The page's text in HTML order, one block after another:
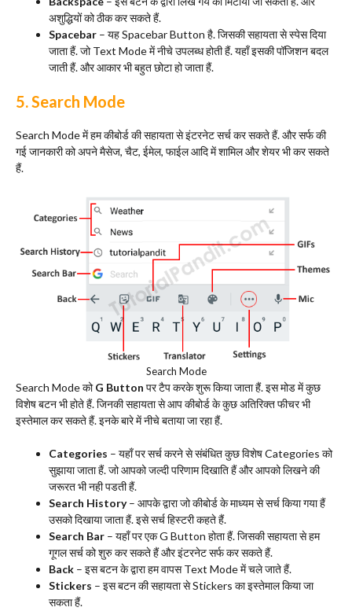
अशुद्धियों को ठीक कर सकते हैं.
Spacebar – यह Spacebar Button है. जिसकी सहायता से स्पेस दिया
जाता हैं. जो Text Mode में नीचे उपलब्ध होती हैं. यहाँ इसकी पॉजिशन बदल
जाती हैं. और आकार भी बहुत छोटा हो जाता हैं.
5. Search Mode
Search Mode में हम कीबोर्ड की सहायता से इंटरनेट सर्च कर सकते हैं. और सर्फ की
गई जानकारी को अपने मैसेज, चैट, ईमेल, फाईल आदि में शामिल और शेयर भी कर सकते
हैं.
Search Mode
Search Mode कोG Button पर टैप करके शुरू किया जाता हैं. इस मोड में कुछ
विशेष बटन भी होते हैं. जिनकी सहायता से आप कीबोर्ड के कुछ अतिरिक्त फीचर भी
इस्तेमाल कर सकते हैं. इनके बारे में नीचे बताया जा रहा हैं.
Categories – यहाँ पर सर्च करने से संबंधित कुछ विशेष Categories को
सुझाया जाता हैं. जो आपको जल्दी परिणाम दिखाति हैं और आपको लिखने की
जरूरत भी नही पडती हैं.
Search History– आपके द्वारा जो कीबोर्ड के माध्यम से सर्च किया गया हैं
उसको दिखाया जाता हैं. इसे सर्च हिस्टरी कहते हैं.
Search Bar – यहाँ पर एक G Button होता हैं. जिसकी सहायता से हम
गूगल सर्च को शुरु कर सकते हैं और इंटरनेट सर्फ कर सकते हैं.
Back – इस बटन के द्वारा हम वापस Text Mode में चले जाते हैं.
Stickers – इस बटन की सहायता से Stickers का इस्तेमाल किया जा
सकता हैं.